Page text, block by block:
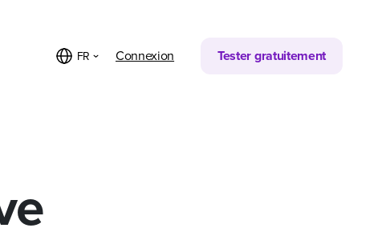
FR Connexion Tester gratuitement